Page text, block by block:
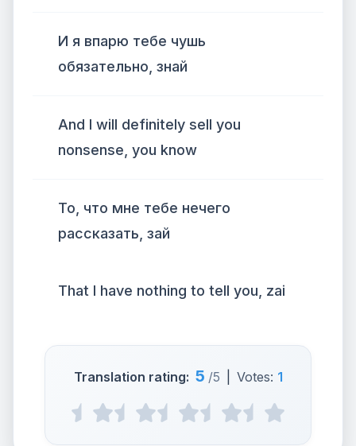
И я впарю тебе чушь
обязательно, знай
And I will definitely sell you
nonsense, you know
То, что мне тебе нечего
рассказать, зай
That I have nothing to tell you, zai
Translation rating: 5 /5 Votes: 1